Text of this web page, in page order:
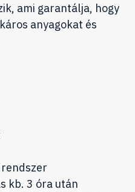
ami garantálja, hogy
anyagokat és
rendszer
kb. 3 óra után